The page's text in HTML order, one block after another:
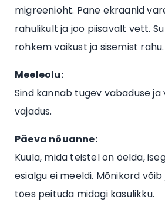
migreenioht. Pane ekraanid
rahulikult ja joo piisavalt vett.
rohkem vaikust ja sisemist rahu.
Meeleolu:
Sind kannab tugev vabaduse ja
vajadus.
Päeva nõuanne:
Kuula, mida teistel on öelda,
esialgu ei meeldi. Mõnikord
tões peituda midagi kasulikku.